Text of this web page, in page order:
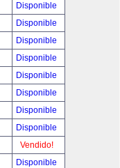
Disponible
Disponible
Disponible
Disponible
Disponible
Disponible
Disponible
Disponible
Vendido!
Disponible